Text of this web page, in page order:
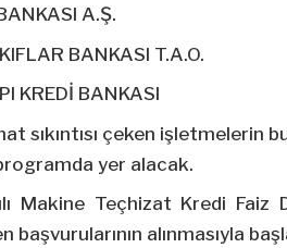
A.Ş.
BANKASI T.A.O.
KREDİ BANKASI
sıkıntısı çeken işletmelerin
yer alacak.
Makine Teçhizat Kredi
başvurularının alınmasıyla